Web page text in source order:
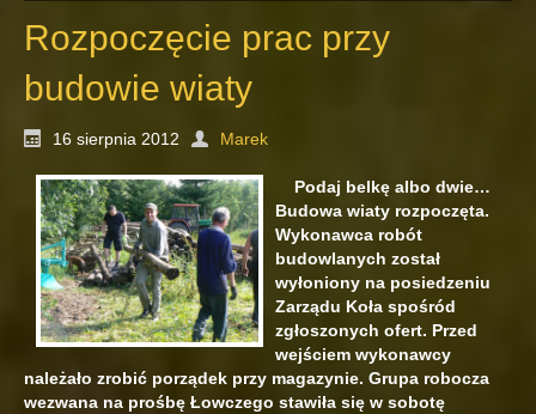
Rozpoczęcie prac przy
budowie wiaty
16 sierpnia 2012 Marek
Podaj belkę albo dwie…
Budowa wiaty rozpoczęta.
Wykonawca robót
budowlanych został
wyłoniony na posiedzeniu
Zarządu Koła spośród
zgłoszonych ofert. Przed
wejściem wykonawcy
należało zrobić porządek przy magazynie. Grupa robocza
wezwana na prośbę Łowczego stawiła się w sobotę